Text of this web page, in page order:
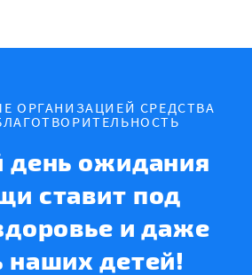
ОРГАНИЗАЦИЕЙ СРЕДСТВА
ожидания
ставит под
и даже
наших детей!